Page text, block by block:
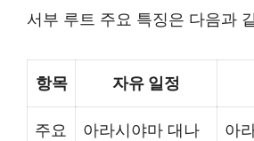
서부 루트 주요 특징은 다음과
항목 자유 일정
주요 아라시야마 대나 아